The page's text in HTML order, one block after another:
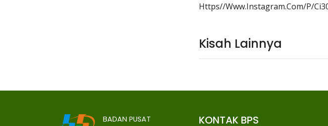
Https//Www.Instagram.Com/P/
Kisah Lainnya
BADAN PUSAT
KONTAK BPS